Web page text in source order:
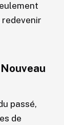
redevenir
passé,
de